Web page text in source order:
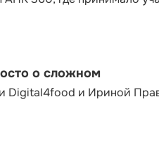
о сложном
Digital4food и Ириной